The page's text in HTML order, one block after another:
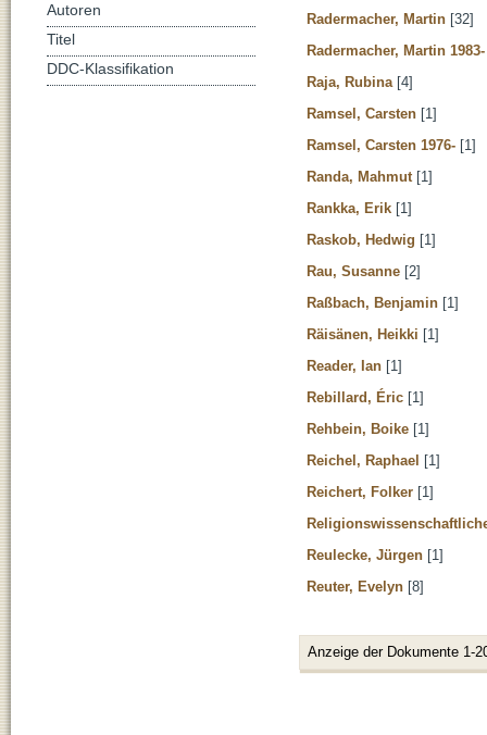
Radermacher, Martin [32]
Radermacher, Martin 1983-
Raja, Rubina [4]
Ramsel, Carsten [1]
Ramsel, Carsten 1976- [1]
Randa, Mahmut [1]
Rankka, Erik [1]
Raskob, Hedwig [1]
Rau, Susanne [2]
Raßbach, Benjamin [1]
Räisänen, Heikki [1]
Reader, Ian [1]
Rebillard, Éric [1]
Rehbein, Boike [1]
Reichel, Raphael [1]
Reichert, Folker [1]
Reulecke, Jürgen [1]
Reuter, Evelyn [8]
Anzeige der Dokumente 1-
Autoren
Titel
DDC-Klassifikation